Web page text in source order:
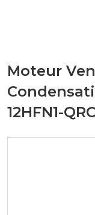
Moteur
12HFN1-